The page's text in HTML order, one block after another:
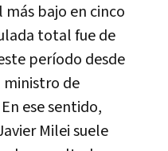
más bajo en cinco
total fue de
período desde
ministro de
En ese sentido,
Milei suele